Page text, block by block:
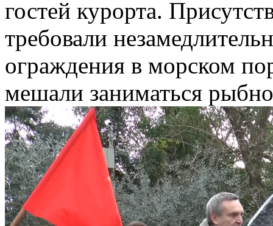
гостей курорта.
требовали
ограждения в морском
мешали заниматься